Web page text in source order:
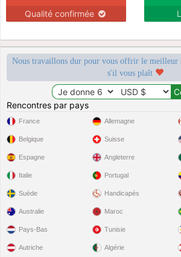
Qualité confirmée
Nous travaillons dur pour vous offrir le meilleur
s'il vous plaît
Rencontres par pays
France
Belgique
Espagne
Italie
Suède
Allemagne
Suisse
Angleterre
Portugal
Handicapés
Australie
Pays-Bas
Autriche
Maroc
Tunisie
Algérie